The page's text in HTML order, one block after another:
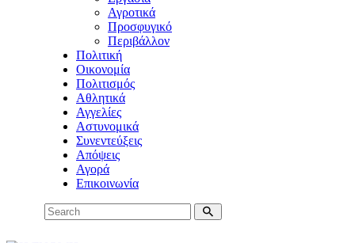
Αγροτικά
Προσφυγικό
Περιβάλλον
Πολιτική
Οικονομία
Πολιτισμός
Αθλητικά
Αγγελίες
Αστυνομικά
Συνεντεύξεις
Απόψεις
Αγορά
Επικοινωνία